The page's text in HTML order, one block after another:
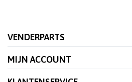
VENDERPARTS
MIJN ACCOUNT